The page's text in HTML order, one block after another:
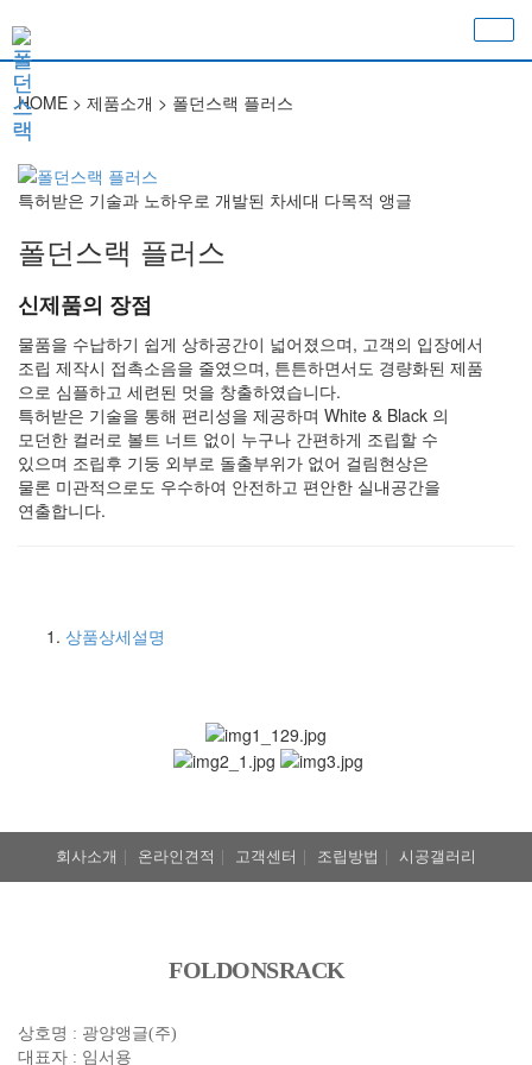
HOME > 제품소개 > 폴던스랙 플러스
특허받은 기술과 노하우로 개발된 차세대 다목적 앵글
폴던스랙 플러스
신제품의 장점
물품을 수납하기 쉽게 상하공간이 넓어졌으며, 고객의 입장에서
조립 제작시 접촉소음을 줄였으며, 튼튼하면서도 경량화된 제품
으로 심플하고 세련된 멋을 창출하였습니다.
특허받은 기술을 통해 편리성을 제공하며 White & Black 의
모던한 컬러로 볼트 너트 없이 누구나 간편하게 조립할 수
있으며 조립후 기둥 외부로 돌출부위가 없어 걸림현상은
물론 미관적으로도 우수하여 안전하고 편안한 실내공간을
연출합니다.
상품상세설명
회사소개 온라인견적 고객센터 조립방법 시공갤러리
FOLDONSRACK
상호명 : 광양앵글(주)
대표자 : 임서용